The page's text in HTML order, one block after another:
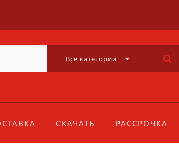
Все категории
СКАЧАТЬ РАССРОЧКА